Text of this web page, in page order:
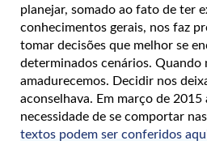
planejar, somado ao fato de ter
conhecimentos gerais, nos faz
tomar decisões que melhor se
determinados cenários. Quando
amadurecemos. Decidir nos
aconselhava. Em março de 2015
necessidade de se comportar
textos podem ser conferidos